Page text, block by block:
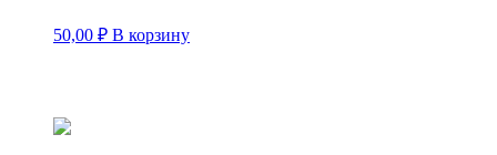
50,00 ₽ В корзину